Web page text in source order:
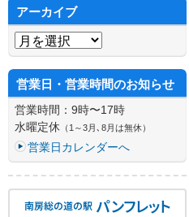
アーカイブ
アーカイブ
営業日・営業時間のお知らせ
営業時間：9時〜17時
水曜定休 （1～3月､8月は無休）
営業日カレンダーへ
南房総の道の駅 パンフレット